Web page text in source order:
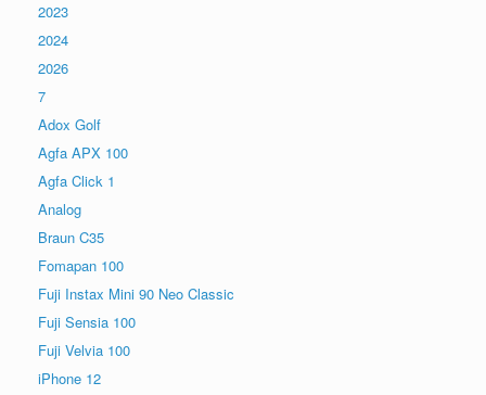
2023
2024
2026
7
Adox Golf
Agfa APX 100
Agfa Click 1
Analog
Braun C35
Fomapan 100
Fuji Instax Mini 90 Neo Classic
Fuji Sensia 100
Fuji Velvia 100
iPhone 12